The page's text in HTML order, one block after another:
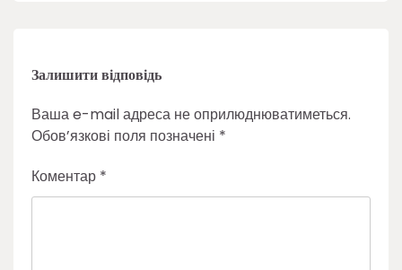
Залишити відповідь
Ваша e-mail адреса не оприлюднюватиметься.
Обов’язкові поля позначені *
Коментар *